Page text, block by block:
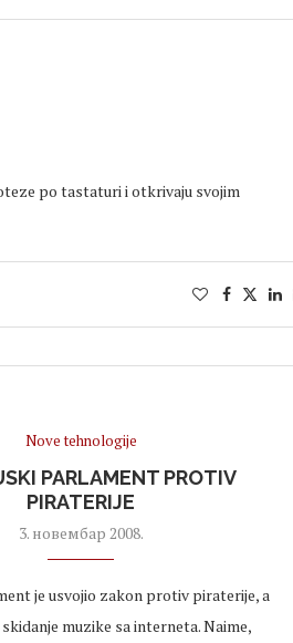
po tastaturi i otkrivaju svojim
Nove tehnologije
PARLAMENT PROTIV
PIRATERIJE
3. новембар 2008.
je usvojio zakon protiv piraterije, a
muzike sa interneta. Naime,